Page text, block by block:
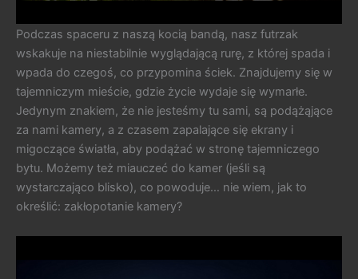
Podczas spaceru z naszą kocią bandą, nasz futrzak
wskakuje na niestabilnie wyglądającą rurę, z której spada i
wpada do czegoś, co przypomina ściek. Znajdujemy się w
tajemniczym mieście, gdzie życie wydaje się wymarłe.
Jedynym znakiem, że nie jesteśmy tu sami, są podążąjące
za nami kamery, a z czasem zapalające się ekrany i
migoczące światła, aby podążać w stronę tajemniczego
bytu. Możemy też miauczeć do kamer (jeśli są
wystarczająco blisko), co powoduje… nie wiem, jak to
określić: zakłopotanie kamery?